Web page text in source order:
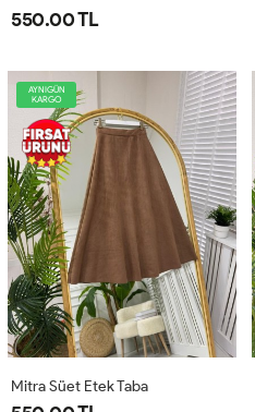
550.00 TL
AYNIGÜN
KARGO
Mitra Süet Etek Taba